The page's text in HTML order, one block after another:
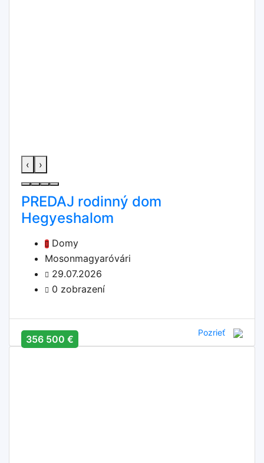
‹ ›
356 500 €
PREDAJ rodinný dom
Hegyeshalom
Domy
Mosonmagyaróvári
29.07.2026
0 zobrazení
Pozrieť